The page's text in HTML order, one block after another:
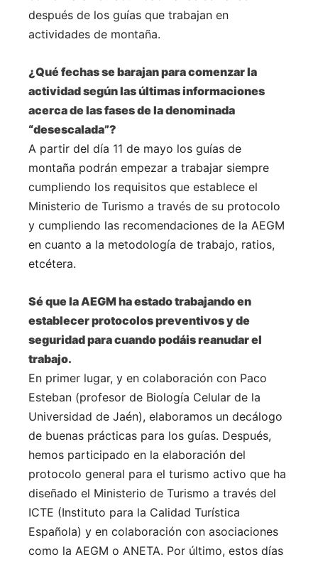
después de los guías que trabajan en
actividades de montaña.
¿Qué fechas se barajan para comenzar la
actividad según las últimas informaciones
acerca de las fases de la denominada
“desescalada”?
A partir del día 11 de mayo los guías de
montaña podrán empezar a trabajar siempre
cumpliendo los requisitos que establece el
Ministerio de Turismo a través de su protocolo
y cumpliendo las recomendaciones de la AEGM
en cuanto a la metodología de trabajo, ratios,
etcétera.
Sé que laAEGMha estado trabajando en
establecer protocolos preventivos y de
seguridad para cuando podáis reanudar el
trabajo.
En primer lugar, y en colaboración con Paco
Esteban (profesor de Biología Celular de la
Universidad de Jaén), elaboramos un decálogo
de buenas prácticas para los guías. Después,
hemos participado en la elaboración del
protocolo general para el turismo activo que ha
diseñado el Ministerio de Turismo a través del
ICTE (Instituto para la Calidad Turística
Española) y en colaboración con asociaciones
como la AEGM o ANETA. Por último, estos días